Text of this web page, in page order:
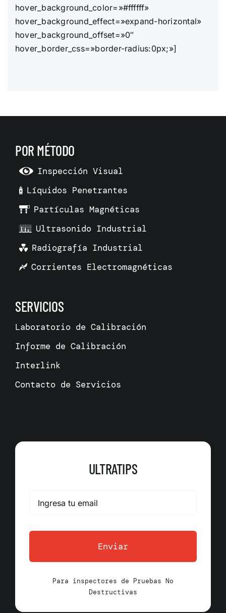
hover_background_color=»#ffffff»
hover_background_effect=»expand-horizontal»
hover_background_offset=»0″
hover_border_css=»border-radius:0px;»]
POR MÉTODO
Inspección Visual
Líquidos Penetrantes
Partículas Magnéticas
Ultrasonido Industrial
Radiografía Industrial
Corrientes Electromagnéticas
SERVICIOS
Laboratorio de Calibración
Informe de Calibración
Interlink
Contacto de Servicios
ULTRATIPS
Enviar
Para inspectores de Pruebas No
Destructivas